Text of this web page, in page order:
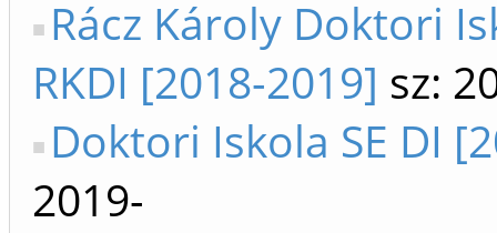
Rácz Károly Doktori
RKDI [2018-2019] sz:
Doktori Iskola SE DI
2019-